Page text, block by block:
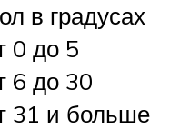
в градусах
0 до 5
6 до 30
31 и больше